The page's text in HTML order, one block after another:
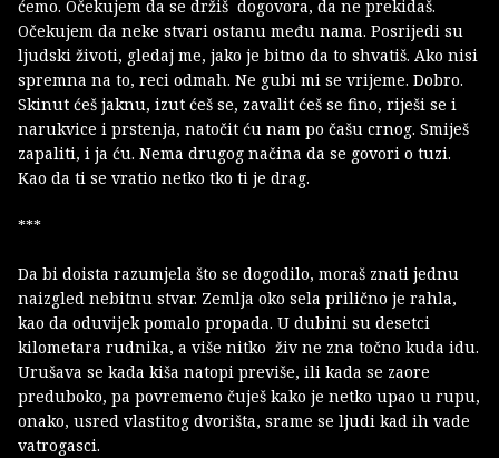
ćemo. Očekujem da se držiš dogovora, da ne prekidaš.
Očekujem da neke stvari ostanu među nama. Posrijedi su
ljudski životi, gledaj me, jako je bitno da to shvatiš. Ako nisi
spremna na to, reci odmah. Ne gubi mi se vrijeme. Dobro.
Skinut ćeš jaknu, izut ćeš se, zavalit ćeš se fino, riješi se i
narukvice i prstenja, natočit ću nam po čašu crnog. Smiješ
zapaliti, i ja ću. Nema drugog načina da se govori o tuzi.
Kao da ti se vratio netko tko ti je drag.
***
Da bi doista razumjela što se dogodilo, moraš znati jednu
naizgled nebitnu stvar. Zemlja oko sela prilično je rahla,
kao da oduvijek pomalo propada. U dubini su desetci
kilometara rudnika, a više nitko živ ne zna točno kuda idu.
Urušava se kada kiša natopi previše, ili kada se zaore
preduboko, pa povremeno čuješ kako je netko upao u rupu,
onako, usred vlastitog dvorišta, srame se ljudi kad ih vade
vatrogasci.